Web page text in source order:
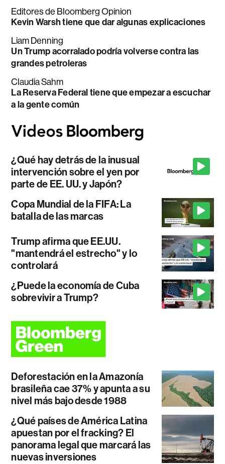
Editores de Bloomberg Opinion
Kevin Warsh tiene que dar algunas explicaciones
Liam Denning
Un Trump acorralado podría volverse contra las
grandes petroleras
Claudia Sahm
La Reserva Federal tiene que empezar a escuchar
a la gente común
¿Qué hay detrás de la inusual
intervención sobre el yen por
parte de EE. UU. y Japón?
Copa Mundial de la FIFA: La
batalla de las marcas
Trump afirma que EE.UU.
"mantendrá el estrecho" y lo
controlará
¿Puede la economía de Cuba
sobrevivir a Trump?
Deforestación en la Amazonía
brasileña cae 37% y apunta a su
nivel más bajo desde 1988
¿Qué países de América Latina
apuestan por el fracking? El
panorama legal que marcará las
nuevas inversiones